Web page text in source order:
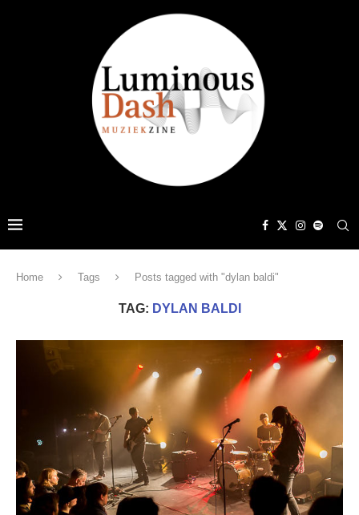
Home Tags Posts tagged with "dylan baldi"
TAG: DYLAN BALDI